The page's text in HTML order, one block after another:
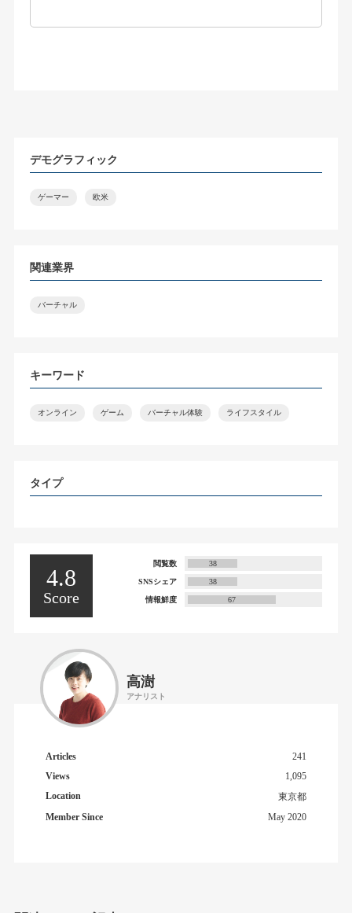
デモグラフィック
ゲーマー 欧米
関連業界
バーチャル
キーワード
オンライン ゲーム バーチャル体験 ライフスタイル
タイプ
4.8
Score
閲覧数 38
SNSシェア 38
情報鮮度 67
高澍
アナリスト
Articles
241
Views
1,095
Location
東京都
Member Since
May 2020